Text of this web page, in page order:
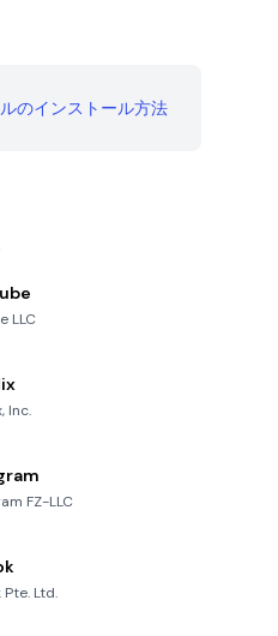
のインストール方法
LLC
Inc.
FZ-LLC
Pte. Ltd.